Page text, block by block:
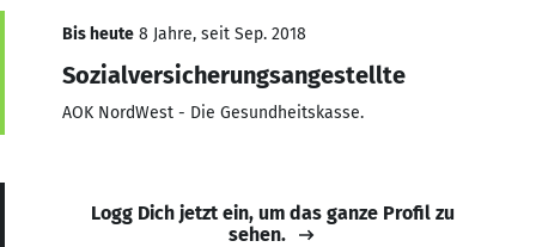
Bis heute 8 Jahre, seit Sep. 2018
Sozialversicherungsangestellte
AOK NordWest - Die Gesundheitskasse.
Logg Dich jetzt ein, um das ganze Profil zu
sehen.